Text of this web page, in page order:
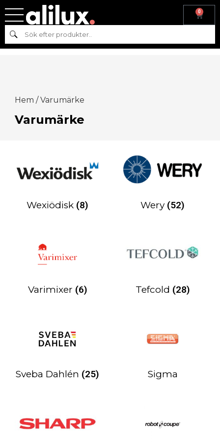
0
Sök
Hem / Varumärke
Varumärke
Wexiödisk (8) Wery (52)
Varimixer (6) Tefcold (28)
Sveba Dahlén (25) Sigma